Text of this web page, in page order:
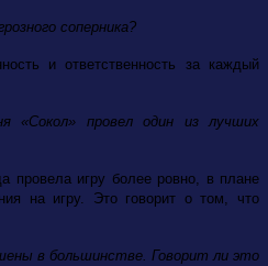
соперника?
и ответственность за каждый
«Сокол» провел один из лучших
провела игру более ровно, в плане
на игру. Это говорит о том, что
в большинстве. Говорит ли это